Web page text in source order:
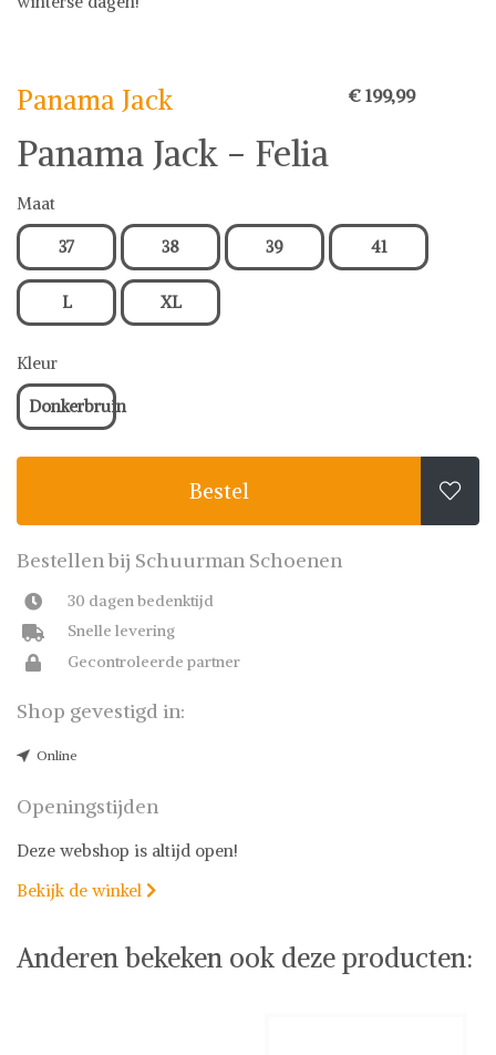
Panama Jack € 199,99
Panama Jack - Felia
Maat
37 38 39 41
L XL
Kleur
Donkerbruin
Bestel 
Bestellen bij Schuurman Schoenen
30 dagen bedenktijd
Snelle levering
Gecontroleerde partner
Shop gevestigd in:
Online
Openingstijden
Deze webshop is altijd open!
Bekijk de winkel 
Anderen bekeken ook deze producten: